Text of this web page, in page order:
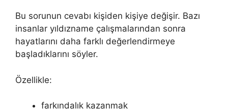
Bu sorunun cevabı kişiden kişiye değişir. Bazı
insanlar yıldızname çalışmalarından sonra
hayatlarını daha farklı değerlendirmeye
başladıklarını söyler.
Özellikle:
farkındalık kazanmak